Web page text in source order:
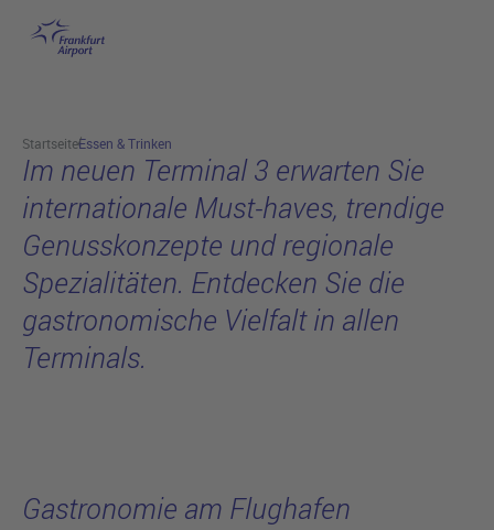
Hauptinhalt anspringen
StartseiteEssen & Trinken
Im neuen Terminal 3 erwarten Sie
internationale Must-haves, trendige
Genusskonzepte und regionale
Spezialitäten. Entdecken Sie die
gastronomische Vielfalt in allen
Terminals.
Gastronomie am Flughafen